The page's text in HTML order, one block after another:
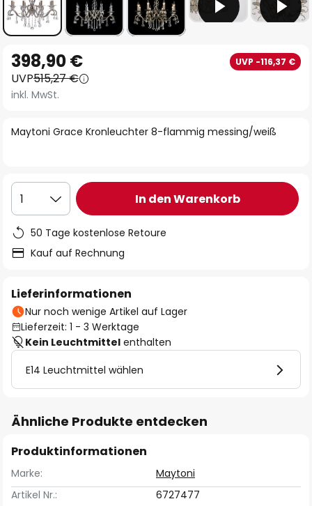
Anfang
der
Bildgalerie
Maytoni Grace Kronleuchter 8-flammig messing/weiß
398,90 € UVP -116,37 €
UVP515,27 €
inkl. MwSt.
1 In den Warenkorb
50 Tage kostenlose Retoure
Kauf auf Rechnung
Lieferinformationen
Nur noch wenige Artikel auf Lager
Lieferzeit: 1 - 3 Werktage
Kein Leuchtmittel enthalten
E14 Leuchtmittel wählen
Ähnliche Produkte entdecken
Produktinformationen
Marke:
Maytoni
Artikel Nr.:
6727477